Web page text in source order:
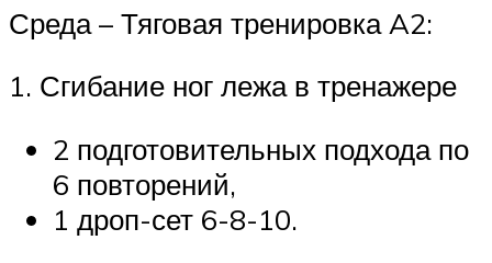
Среда – Тяговая тренировка A2:
1. Сгибание ног лежа в тренажере
2 подготовительных подхода по
6 повторений,
1 дроп-сет 6-8-10.